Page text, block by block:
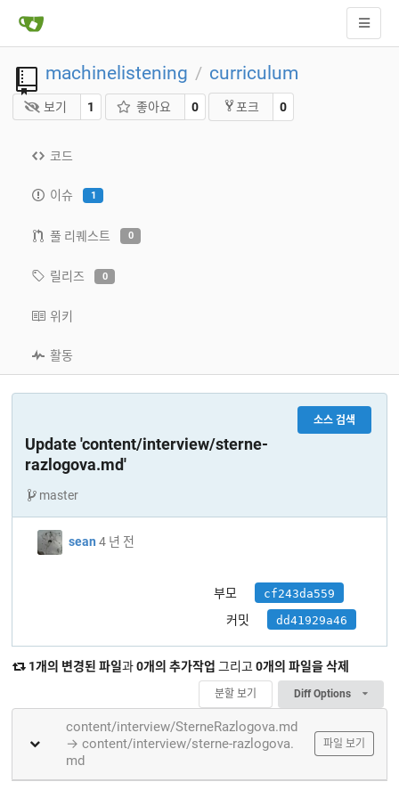
machinelistening / curriculum
보기 1 좋아요 0 포크 0
코드
이슈 1
풀 리퀘스트 0
릴리즈 0
위키
활동
소스 검색
Update 'content/interview/sterne-
razlogova.md'
master
sean 4 년 전
부모 cf243da559
커밋 dd41929a46
1개의 변경된 파일과0개의 추가작업 그리고 0개의 파일을 삭제
분할 보기 Diff Options
content/interview/SterneRazlogova.md
→ content/interview/sterne-razlogova.
md
파일 보기